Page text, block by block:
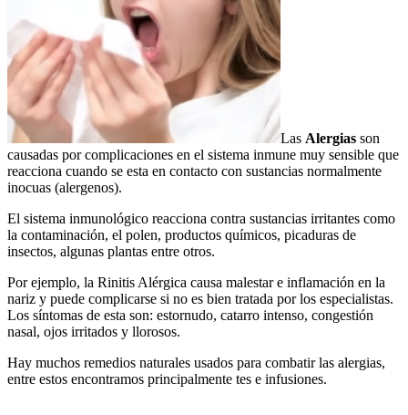
Las Alergias son
causadas por complicaciones en el sistema inmune muy sensible que
reacciona cuando se esta en contacto con sustancias normalmente
inocuas (alergenos).
El sistema inmunológico reacciona contra sustancias irritantes como
la contaminación, el polen, productos químicos, picaduras de
insectos, algunas plantas entre otros.
Por ejemplo, la Rinitis Alérgica causa malestar e inflamación en la
nariz y puede complicarse si no es bien tratada por los especialistas.
Los síntomas de esta son: estornudo, catarro intenso, congestión
nasal, ojos irritados y llorosos.
Hay muchos remedios naturales usados para combatir las alergias,
entre estos encontramos principalmente tes e infusiones.